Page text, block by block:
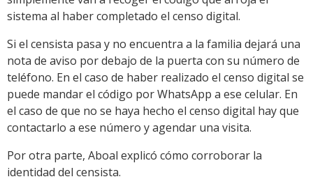
sistema al haber completado el censo digital.
Si el censista pasa y no encuentra a la familia dejará una
nota de aviso por debajo de la puerta con su número de
teléfono. En el caso de haber realizado el censo digital se
puede mandar el código por WhatsApp a ese celular. En
el caso de que no se haya hecho el censo digital hay que
contactarlo a ese número y agendar una visita.
Por otra parte, Aboal explicó cómo corroborar la
identidad del censista.